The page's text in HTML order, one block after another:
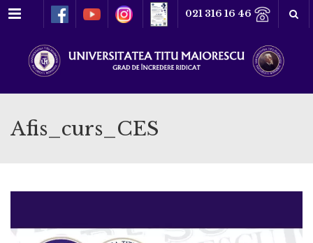
Meniu 021 316 16 46
Afis_curs_CES